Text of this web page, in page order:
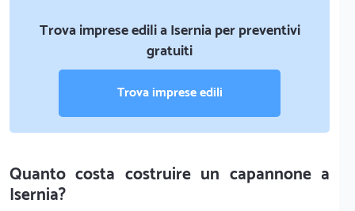
Trova imprese edili a Isernia per preventivi
gratuiti
Trova imprese edili
Quanto costa costruire un capannone a
Isernia?